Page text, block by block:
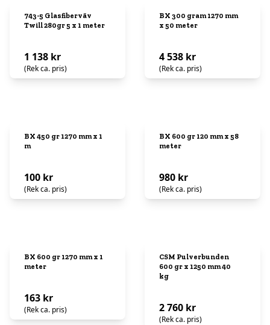
743-5 Glasfiberväv
Twill 280gr 5 x 1 meter
1 138 kr
(Rek ca. pris)
BX 300 gram 1270 mm
x 50 meter
4 538 kr
(Rek ca. pris)
BX 450 gr 1270 mm x 1
m
100 kr
(Rek ca. pris)
BX 600 gr 120 mm x 58
meter
980 kr
(Rek ca. pris)
BX 600 gr 1270 mm x 1
meter
163 kr
(Rek ca. pris)
CSM Pulverbunden
600 gr x 1250 mm 40
kg
2 760 kr
(Rek ca. pris)